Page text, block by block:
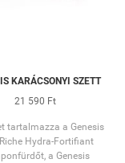
KARÁCSONYI SZETT
21 590 Ft
tartalmazza a Genesis
Hydra-Fortifiant
a Genesis